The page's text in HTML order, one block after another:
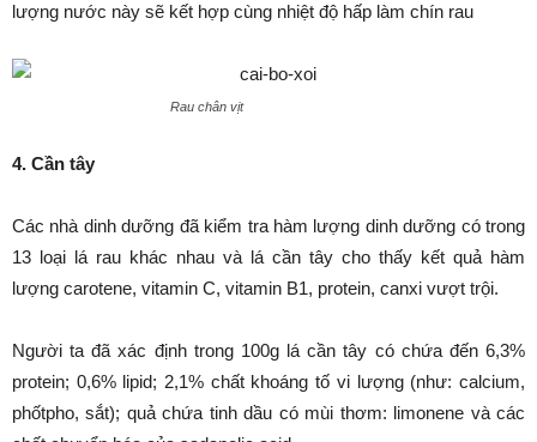
lượng nước này sẽ kết hợp cùng nhiệt độ hấp làm chín rau
Rau chân vịt
4. Cần tây
Các nhà dinh dưỡng đã kiểm tra hàm lượng dinh dưỡng có trong
13 loại lá rau khác nhau và lá cần tây cho thấy kết quả hàm
lượng carotene, vitamin C, vitamin B1, protein, canxi vượt trội.
Người ta đã xác định trong 100g lá cần tây có chứa đến 6,3%
protein; 0,6% lipid; 2,1% chất khoáng tố vi lượng (như: calcium,
phốtpho, sắt); quả chứa tinh dầu có mùi thơm: limonene và các